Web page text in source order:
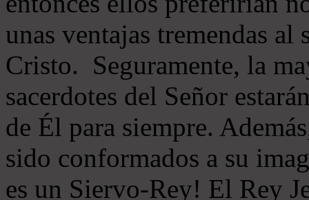
unas ventajas tremendas
Cristo. Seguramente, la
sacerdotes del Señor
de Él para siempre.
sido conformados a su
es un Siervo-Rey! El Rey